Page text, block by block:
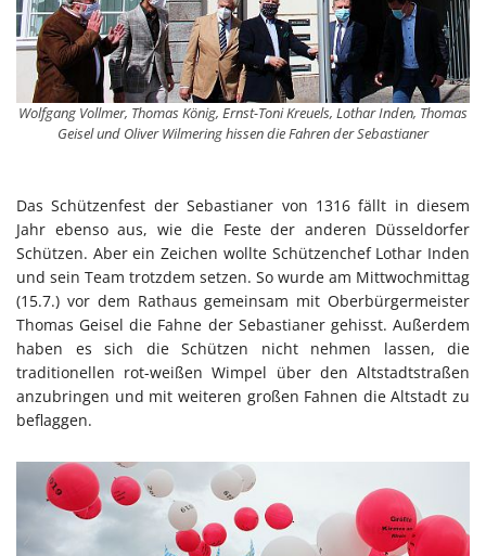
Wolfgang Vollmer, Thomas König, Ernst-Toni Kreuels, Lothar Inden, Thomas
Geisel und Oliver Wilmering hissen die Fahren der Sebastianer
Das Schützenfest der Sebastianer von 1316 fällt in diesem
Jahr ebenso aus, wie die Feste der anderen Düsseldorfer
Schützen. Aber ein Zeichen wollte Schützenchef Lothar Inden
und sein Team trotzdem setzen. So wurde am Mittwochmittag
(15.7.) vor dem Rathaus gemeinsam mit Oberbürgermeister
Thomas Geisel die Fahne der Sebastianer gehisst. Außerdem
haben es sich die Schützen nicht nehmen lassen, die
traditionellen rot-weißen Wimpel über den Altstadtstraßen
anzubringen und mit weiteren großen Fahnen die Altstadt zu
beflaggen.